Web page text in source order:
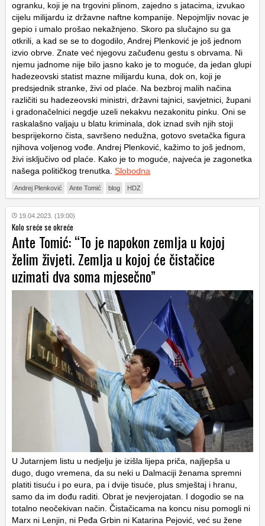
ogranku, koji je na trgovini plinom, zajedno s jatacima, izvukao
cijelu milijardu iz državne naftne kompanije. Nepojmljiv novac je
gepio i umalo prošao nekažnjeno. Skoro pa slučajno su ga
otkrili, a kad se se to dogodilo, Andrej Plenković je još jednom
izvio obrve. Znate već njegovu začuđenu gestu s obrvama. Ni
njemu jadnome nije bilo jasno kako je to moguće, da jedan glupi
hadezeovski statist mazne milijardu kuna, dok on, koji je
predsjednik stranke, živi od plaće. Na bezbroj malih načina
različiti su hadezeovski ministri, državni tajnici, savjetnici, župani
i gradonačelnici negdje uzeli nekakvu nezakonitu pinku. Oni se
raskalašno valjaju u blatu kriminala, dok iznad svih njih stoji
besprijekorno čista, savršeno nedužna, gotovo svetačka figura
njihova voljenog vođe. Andrej Plenković, kažimo to još jednom,
živi isključivo od plaće. Kako je to moguće, najveća je zagonetka
našega političkog trenutka. Slobodna
Andrej Plenković Ante Tomić blog HDZ
19.04.2023. (19:00)
Kolo sreće se okreće
Ante Tomić: “To je napokon zemlja u kojoj
želim živjeti. Zemlja u kojoj će čistačice
uzimati dva soma mjesečno”
U Jutarnjem listu u nedjelju je izišla lijepa priča, najljepša u
dugo, dugo vremena, da su neki u Dalmaciji ženama spremni
platiti tisuću i po eura, pa i dvije tisuće, plus smještaj i hranu,
samo da im dođu raditi. Obrat je nevjerojatan. I dogodio se na
totalno neočekivan način. Čistačicama na koncu nisu pomogli ni
Marx ni Lenjin, ni Peđa Grbin ni Katarina Pejović, već su žene